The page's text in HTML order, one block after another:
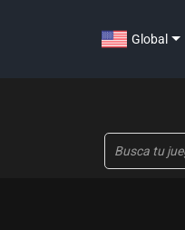
Global
Búsqueda
de
productos